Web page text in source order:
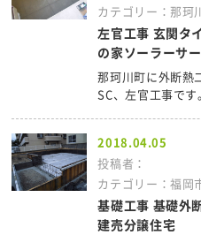
カテゴリー：那珂
左官工事 玄関タ
の家ソーラーサ
那珂川町に外断熱
SC、左官工事で
2018.04.05
投稿者：
カテゴリー：福岡
基礎工事 基礎外
建売分譲住宅